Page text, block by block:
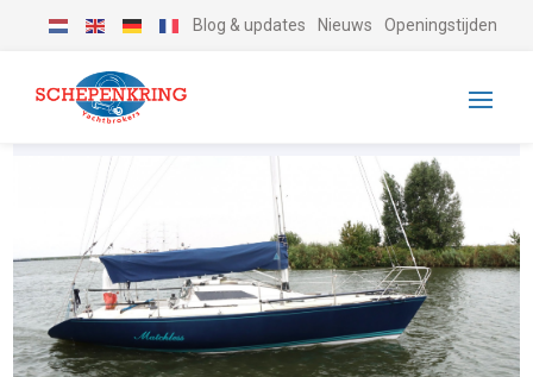
Blog & updates Nieuws Openingstijden